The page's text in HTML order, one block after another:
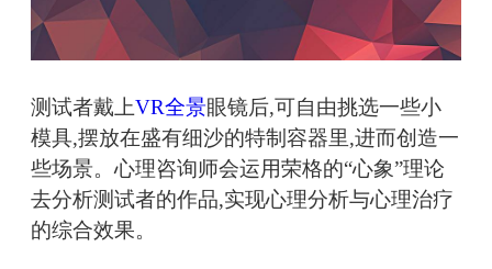
测试者戴上VR全景眼镜后,可自由挑选一些小
模具,摆放在盛有细沙的特制容器里,进而创造一
些场景。心理咨询师会运用荣格的“心象”理论
去分析测试者的作品,实现心理分析与心理治疗
的综合效果。